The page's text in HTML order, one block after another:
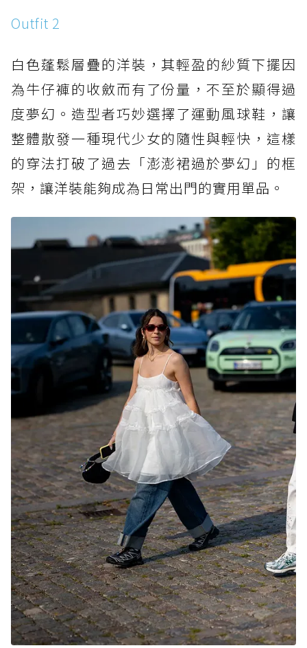
Outfit 2
白色蓬鬆層疊的洋裝，其輕盈的紗質下擺因
為牛仔褲的收斂而有了份量，不至於顯得過
度夢幻。造型者巧妙選擇了運動風球鞋，讓
整體散發一種現代少女的隨性與輕快，這樣
的穿法打破了過去「澎澎裙過於夢幻」的框
架，讓洋裝能夠成為日常出門的實用單品。